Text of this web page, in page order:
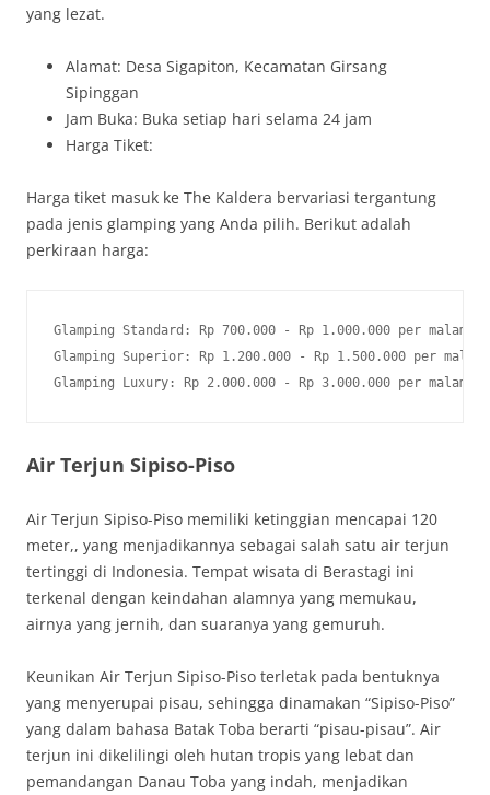
yang lezat.
Alamat: Desa Sigapiton, Kecamatan Girsang
Sipinggan
Jam Buka: Buka setiap hari selama 24 jam
Harga Tiket:
Harga tiket masuk ke The Kaldera bervariasi tergantung
pada jenis glamping yang Anda pilih. Berikut adalah
perkiraan harga:
Glamping Standard: Rp 700.000 - Rp 1.000.000 per malam
Glamping Superior: Rp 1.200.000 - Rp 1.500.000 per malam
Glamping Luxury: Rp 2.000.000 - Rp 3.000.000 per malam
Air Terjun Sipiso-Piso
Air Terjun Sipiso-Piso memiliki ketinggian mencapai 120
meter,, yang menjadikannya sebagai salah satu air terjun
tertinggi di Indonesia. Tempat wisata di Berastagi ini
terkenal dengan keindahan alamnya yang memukau,
airnya yang jernih, dan suaranya yang gemuruh.
Keunikan Air Terjun Sipiso-Piso terletak pada bentuknya
yang menyerupai pisau, sehingga dinamakan “Sipiso-Piso”
yang dalam bahasa Batak Toba berarti “pisau-pisau”. Air
terjun ini dikelilingi oleh hutan tropis yang lebat dan
pemandangan Danau Toba yang indah, menjadikan